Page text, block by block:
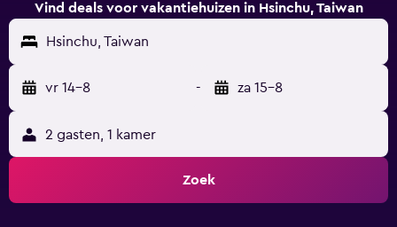
Vind deals voor vakantiehuizen in Hsinchu, Taiwan
Hsinchu, Taiwan
vr 14-8 - za 15-8
2 gasten, 1 kamer
Zoek